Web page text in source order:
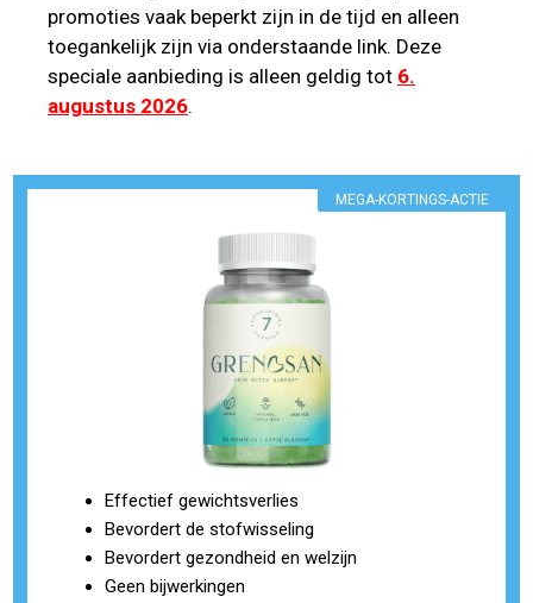
promoties vaak beperkt zijn in de tijd en alleen
toegankelijk zijn via onderstaande link. Deze
speciale aanbieding is alleen geldig tot 6.
augustus 2026.
MEGA-KORTINGS-ACTIE
Effectief gewichtsverlies
Bevordert de stofwisseling
Bevordert gezondheid en welzijn
Geen bijwerkingen